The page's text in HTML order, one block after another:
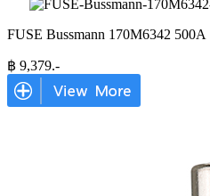
FUSE Bussmann 170M6342
฿ 9,379.-